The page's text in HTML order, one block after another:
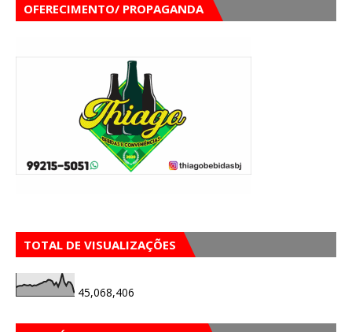
OFERECIMENTO/ PROPAGANDA
TOTAL DE VISUALIZAÇÕES
45,068,406